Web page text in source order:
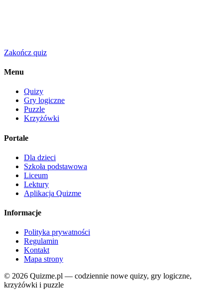
Zakończ quiz
Menu
Quizy
Gry logiczne
Puzzle
Krzyżówki
Portale
Dla dzieci
Szkoła podstawowa
Liceum
Lektury
Aplikacja Quizme
Informacje
Polityka prywatności
Regulamin
Kontakt
Mapa strony
© 2026 Quizme.pl — codziennie nowe quizy, gry logiczne,
krzyżówki i puzzle